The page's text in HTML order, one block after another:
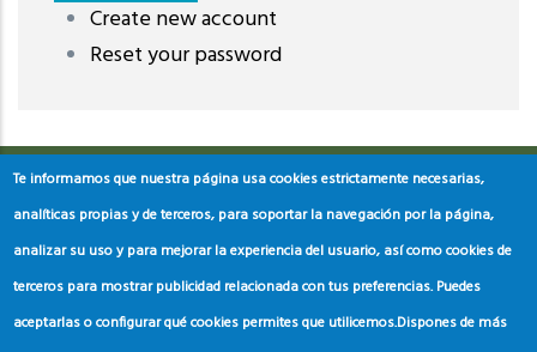
Create new account
Reset your password
레딧 다운로드coloring pages printable
download
Te informamos que nuestra página usa cookies estrictamente necesarias,
analíticas propias y de terceros, para soportar la navegación por la página,
analizar su uso y para mejorar la experiencia del usuario, así como cookies de
terceros para mostrar publicidad relacionada con tus preferencias. Puedes
aceptarlas o configurar qué cookies permites que utilicemos.Dispones de más